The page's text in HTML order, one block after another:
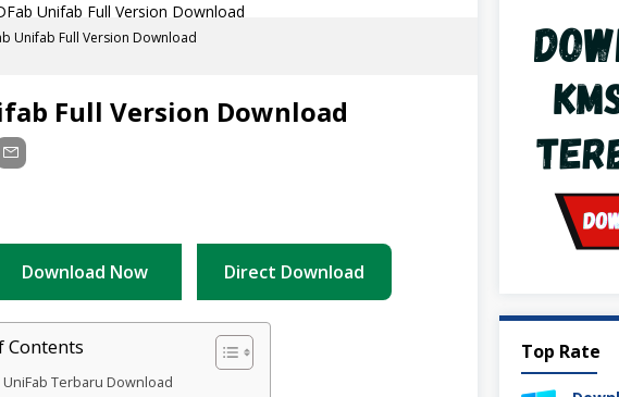
Unifab Full Version Download
Unifab Full Version Download
Full Version Download
Download Now Direct Download
Contents
UniFab Terbaru Download
Top Rate